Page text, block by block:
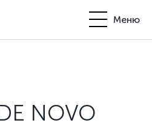
Меню
NOVO